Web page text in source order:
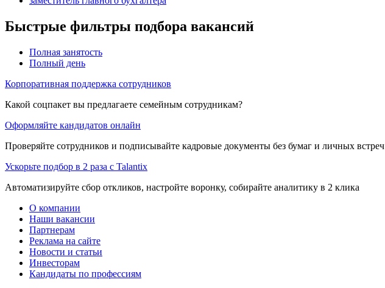
Быстрые фильтры подбора вакансий
Полная занятость
Полный день
Корпоративная поддержка сотрудников
Какой соцпакет вы предлагаете семейным сотрудникам?
Оформляйте кандидатов онлайн
Проверяйте сотрудников и подписывайте кадровые документы без бумаг и личных встреч
Ускорьте подбор в 2 раза с Talantix
Автоматизируйте сбор откликов, настройте воронку, собирайте аналитику в 2 клика
О компании
Наши вакансии
Партнерам
Реклама на сайте
Новости и статьи
Инвесторам
Кандидаты по профессиям